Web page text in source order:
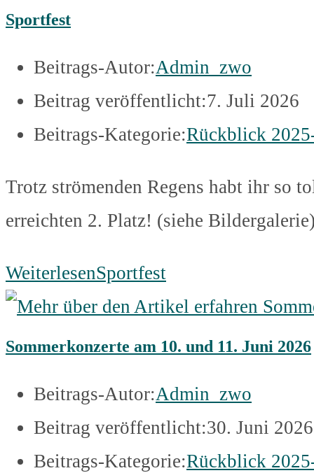
Sportfest
Beitrags-Autor:Admin_zwo
Beitrag veröffentlicht:7. Juli 2026
Beitrags-Kategorie:Rückblick
Trotz strömenden Regens habt ihr so
erreichten 2. Platz! (siehe
WeiterlesenSportfest
Sommerkonzerte am 10. und 11. Juni 2026
Beitrags-Autor:Admin_zwo
Beitrag veröffentlicht:30. Juni 2026
Beitrags-Kategorie:Rückblick